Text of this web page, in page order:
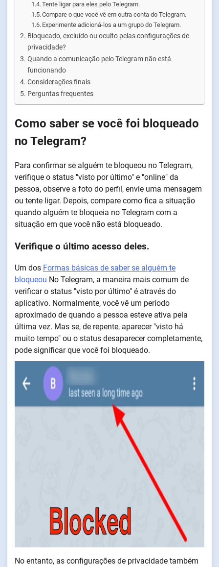
Tente ligar para eles pelo Telegram.
Compare o que você vê em outra conta do Telegram.
Experimente adicioná-los a um grupo do Telegram.
Bloqueado, excluído ou oculto pelas configurações de
privacidade?
Quando a comunicação pelo Telegram não está
funcionando
Considerações finais
Perguntas frequentes
Como saber se você foi bloqueado
no Telegram?
Para confirmar se alguém te bloqueou no Telegram,
verifique o status "visto por último" e "online" da
pessoa, observe a foto do perfil, envie uma mensagem
ou tente ligar. Depois, compare como fica a situação
quando alguém te bloqueia no Telegram com a
situação em que você não está bloqueado.
Verifique o último acesso deles.
Um dos Formas básicas de saber se alguém te
bloqueou No Telegram, a maneira mais comum de
verificar o status "visto por último" é através do
aplicativo. Normalmente, você vê um período
aproximado de quando a pessoa esteve ativa pela
última vez. Mas se, de repente, aparecer "visto há
muito tempo" ou o status desaparecer completamente,
pode significar que você foi bloqueado.
No entanto, as configurações de privacidade também